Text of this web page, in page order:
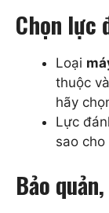
Chọn lực
Loại
thuộc
hãy
Lực
sao
Bảo